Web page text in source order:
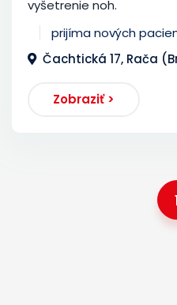
vyšetrenie noh.
prijíma nových
Čachtická 17, Rača
Zobraziť >
1